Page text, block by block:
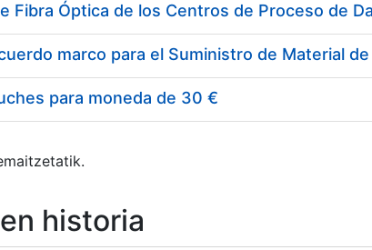
para moneda de 30 €
historia